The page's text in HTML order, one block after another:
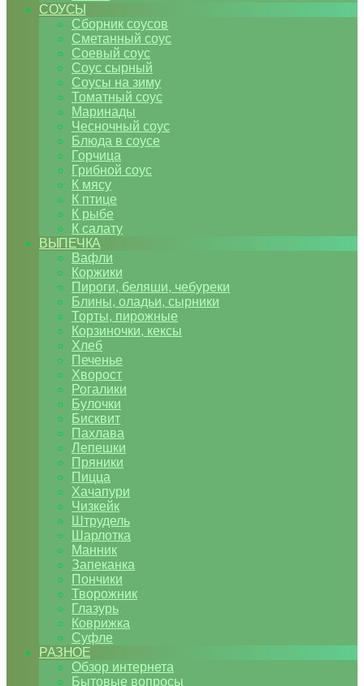
СОУСЫ
Сборник соусов
Сметанный соус
Соевый соус
Соус сырный
Соусы на зиму
Томатный соус
Маринады
Чесночный соус
Блюда в соусе
Горчица
Грибной соус
К мясу
К птице
К рыбе
К салату
ВЫПЕЧКА
Вафли
Коржики
Пироги, беляши, чебуреки
Блины, оладьи, сырники
Торты, пирожные
Корзиночки, кексы
Хлеб
Печенье
Хворост
Рогалики
Булочки
Бисквит
Пахлава
Лепешки
Пряники
Пицца
Хачапури
Чизкейк
Штрудель
Шарлотка
Манник
Запеканка
Пончики
Творожник
Глазурь
Коврижка
Суфле
РАЗНОЕ
Обзор интернета
Бытовые вопросы